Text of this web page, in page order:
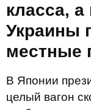
класса,
Украины
местные
В Японии
целый вагон